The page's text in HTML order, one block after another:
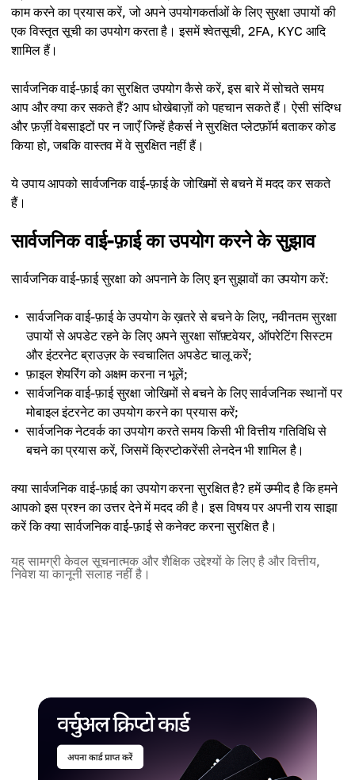
काम करने का प्रयास करें, जो अपने उपयोगकर्ताओं के लिए सुरक्षा उपायों की
एक विस्तृत सूची का उपयोग करता है। इसमें श्वेतसूची, 2FA, KYC आदि
शामिल हैं।
सार्वजनिक वाई-फ़ाई का सुरक्षित उपयोग कैसे करें, इस बारे में सोचते समय
आप और क्या कर सकते हैं? आप धोखेबाज़ों को पहचान सकते हैं। ऐसी संदिग्ध
और फ़र्ज़ी वेबसाइटों पर न जाएँ जिन्हें हैकर्स ने सुरक्षित प्लेटफ़ॉर्म बताकर कोड
किया हो, जबकि वास्तव में वे सुरक्षित नहीं हैं।
ये उपाय आपको सार्वजनिक वाई-फ़ाई के जोखिमों से बचने में मदद कर सकते
हैं।
सार्वजनिक वाई-फ़ाई का उपयोग करने के सुझाव
सार्वजनिक वाई-फ़ाई सुरक्षा को अपनाने के लिए इन सुझावों का उपयोग करें:
सार्वजनिक वाई-फ़ाई के उपयोग के ख़तरे से बचने के लिए, नवीनतम सुरक्षा
उपायों से अपडेट रहने के लिए अपने सुरक्षा सॉफ़्टवेयर, ऑपरेटिंग सिस्टम
और इंटरनेट ब्राउज़र के स्वचालित अपडेट चालू करें;
फ़ाइल शेयरिंग को अक्षम करना न भूलें;
सार्वजनिक वाई-फ़ाई सुरक्षा जोखिमों से बचने के लिए सार्वजनिक स्थानों पर
मोबाइल इंटरनेट का उपयोग करने का प्रयास करें;
सार्वजनिक नेटवर्क का उपयोग करते समय किसी भी वित्तीय गतिविधि से
बचने का प्रयास करें, जिसमें क्रिप्टोकरेंसी लेनदेन भी शामिल है।
क्या सार्वजनिक वाई-फ़ाई का उपयोग करना सुरक्षित है? हमें उम्मीद है कि हमने
आपको इस प्रश्न का उत्तर देने में मदद की है। इस विषय पर अपनी राय साझा
करें कि क्या सार्वजनिक वाई-फ़ाई से कनेक्ट करना सुरक्षित है।
यह सामग्री केवल सूचनात्मक और शैक्षिक उद्देश्यों के लिए है और वित्तीय,
निवेश या कानूनी सलाह नहीं है।